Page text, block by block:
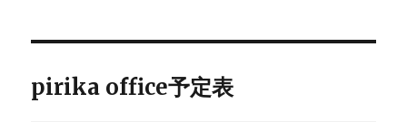
pirika office予定表